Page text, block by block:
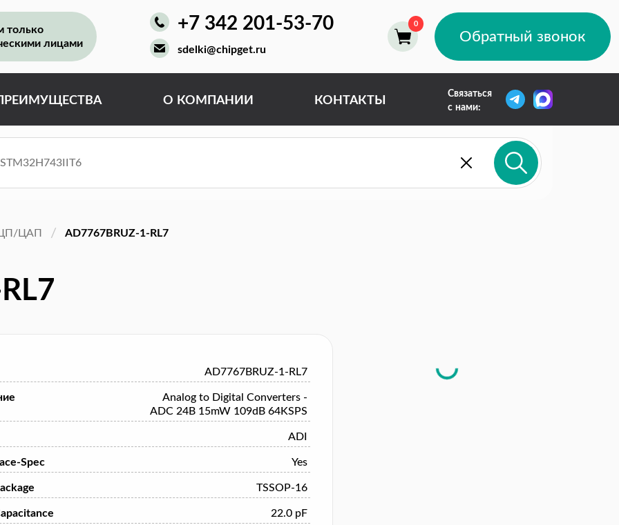
только
лицами
+7 342 201-53-70
sdelki@chipget.ru
Обратный звонок
О КОМПАНИИ КОНТАКТЫ
Связаться
с нами:
ЦАП AD7767BRUZ-1-RL7
AD7767BRUZ-1-RL7
Analog to Digital Converters -
ADC 24B 15mW 109dB 64KSPS
ADI
Spec Yes
TSSOP-16
22.0 pF